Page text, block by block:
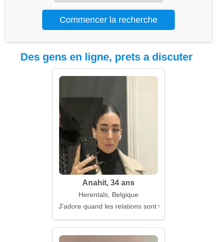
Des gens en ligne, prets a discuter
Anahit, 34 ans
Herentals, Belgique
J'adore quand les relations sont vivantes